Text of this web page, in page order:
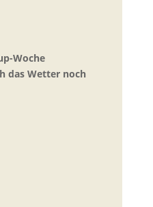
Woche
das Wetter noch